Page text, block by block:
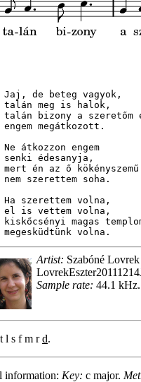
Jaj, de beteg vagyok,
talán meg is halok,
talán bizony a szeretőm
engem megátkozott.
Ne átkozzon engem
senki édesanyja,
mert én az ő
nem szerettem soha.
Ha szerettem volna,
el is vettem volna,
kiskőcsényi magas
megesküdtünk volna.
Artist: Szabóné
Sample rate: 44.1
l s f m rd.
information: Key: c major.